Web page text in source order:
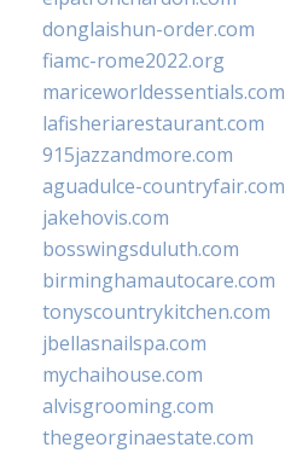
donglaishun-order.com
fiamc-rome2022.org
mariceworldessentials.com
lafisheriarestaurant.com
915jazzandmore.com
aguadulce-countryfair.com
jakehovis.com
bosswingsduluth.com
birminghamautocare.com
tonyscountrykitchen.com
jbellasnailspa.com
mychaihouse.com
alvisgrooming.com
thegeorginaestate.com